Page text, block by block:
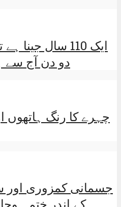
ایک 110 سال
دو دن آج سے
چہرے کا رنگ ہاتھوں